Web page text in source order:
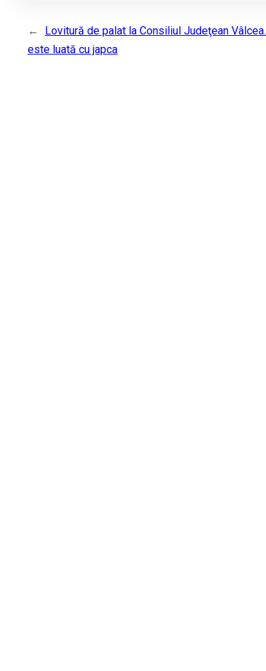
←
Lovitură de palat la Consiliul Judeţean
este luată cu japca